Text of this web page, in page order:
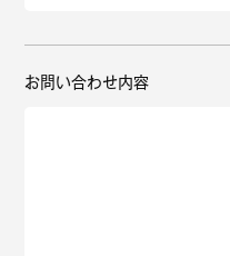
スニーカー診断
お問い合わせ内容